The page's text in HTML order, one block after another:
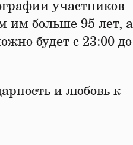
участников
им больше 95 лет, а
будет с 23:00 до
и любовь к